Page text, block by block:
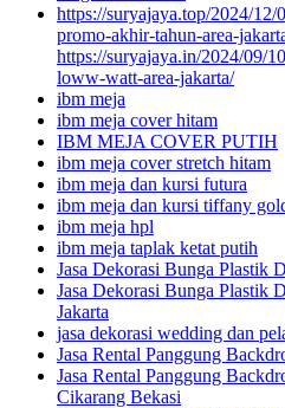
https://suryajaya.top/2024/12/
promo-akhir-tahun-area-
https://suryajaya.in/2024/09/
loww-watt-area-jakarta/
ibm meja
ibm meja cover hitam
IBM MEJA COVER PUTIH
ibm meja cover stretch hitam
ibm meja dan kursi futura
ibm meja dan kursi tiffany
ibm meja hpl
ibm meja taplak ketat putih
Jasa Dekorasi Bunga Plastik
Jasa Dekorasi Bunga Plastik
Jakarta
jasa dekorasi wedding dan
Jasa Rental Panggung
Jasa Rental Panggung
Cikarang Bekasi